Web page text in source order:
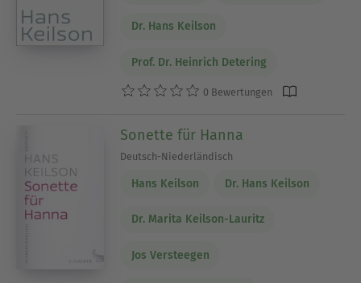
Dr. Hans Keilson
Prof. Dr. Heinrich Detering
0 Bewertungen
Sonette für Hanna
Deutsch-Niederländisch
Hans Keilson Dr. Hans Keilson
Dr. Marita Keilson-Lauritz
Jos Versteegen